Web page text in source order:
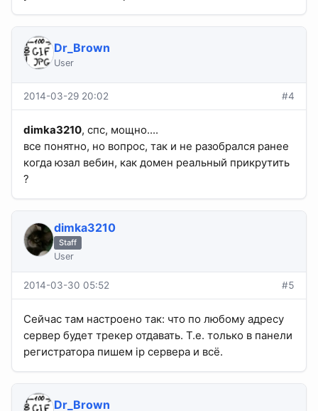
Dr_Brown
User
2014-03-29 20:02 #4
dimka3210, спс, мощно....
все понятно, но вопрос, так и не разобрался ранее
когда юзал вебин, как домен реальный прикрутить
?
dimka3210
Staff
User
2014-03-30 05:52 #5
Сейчас там настроено так: что по любому адресу
сервер будет трекер отдавать. Т.е. только в панели
регистратора пишем ip сервера и всё.
Dr_Brown